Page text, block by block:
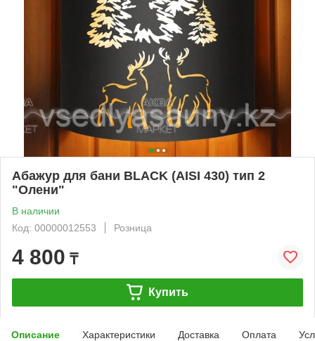
Абажур для бани BLACK (AISI 430) тип 2
"Олени"
В наличии
Код: 00000012553
Розница
4 800 ₸
Купить
Описание Характеристики Доставка Оплата